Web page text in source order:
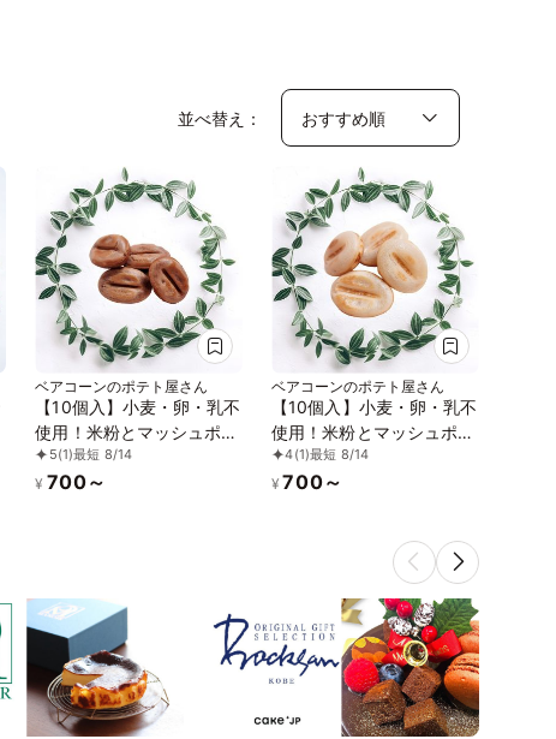
並べ替え：
ベアコーンのポテト屋さん
【10個入】小麦・卵・乳不
使用！米粉とマッシュポテ
トのひとくち焼きドーナッ
ツ チョコレート味
5(1)最短 8/14
¥ 700～
ベアコーンのポテト屋さん
【10個入】小麦・卵・乳不
使用！米粉とマッシュポテ
トのひとくち焼きドーナッ
ツ 王道プレーン味
4(1)最短 8/14
¥ 700～